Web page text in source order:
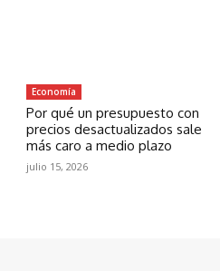
Economía
Por qué un presupuesto con
precios desactualizados sale
más caro a medio plazo
julio 15, 2026